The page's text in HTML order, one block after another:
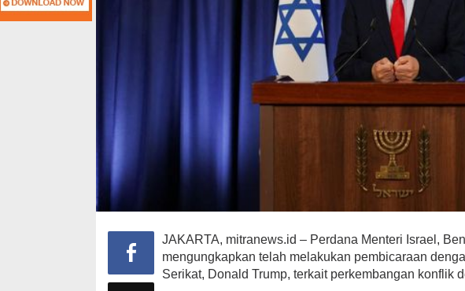
JAKARTA, mitranews.id – Perdana Menteri Israel,
mengungkapkan telah melakukan pembicaraan
Serikat, Donald Trump, terkait perkembangan konflik